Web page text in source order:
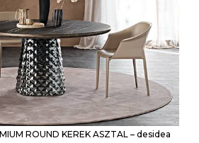
ROUND KEREK ASZTAL – desidea